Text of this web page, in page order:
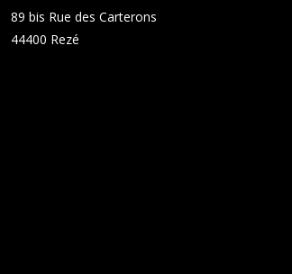
89 bis Rue des Carterons
44400 Rezé